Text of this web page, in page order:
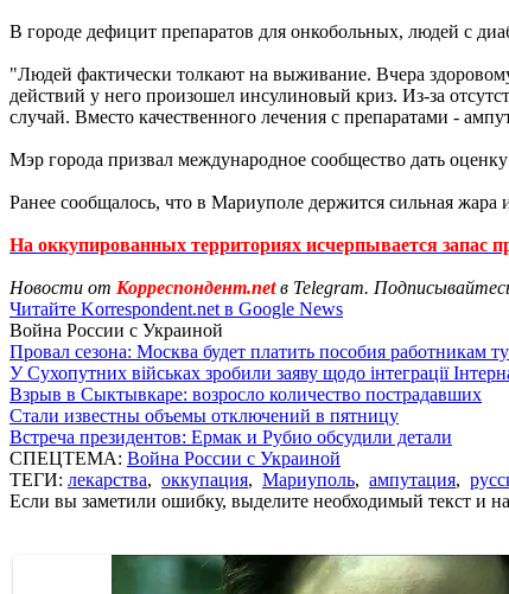
В городе дефицит препаратов для онкобольных, людей с
"Людей фактически толкают на выживание. Вчера
действий у него произошел инсулиновый криз. Из-за
случай. Вместо качественного лечения с препаратами -
Мэр города призвал международное сообщество дать
Ранее сообщалось, что в Мариуполе держится сильная
На оккупированных территориях исчерпывается запас
Новости от Корреспондент.netв Telegram.
Читайте Korrespondent.net в Google News
Война России с Украиной
Провал сезона: Москва будет платить пособия работникам
У Сухопутних військах зробили заяву щодо інтеграції
Взрыв в Сыктывкаре: возросло количество пострадавших
Стали известны объемы отключений в пятницу
Встреча президентов: Ермак и Рубио обсудили детали
СПЕЦТЕМА: Война России с Украиной
ТЕГИ: лекарства, оккупация, Мариуполь, ампутация,
Если вы заметили ошибку, выделите необходимый текст и